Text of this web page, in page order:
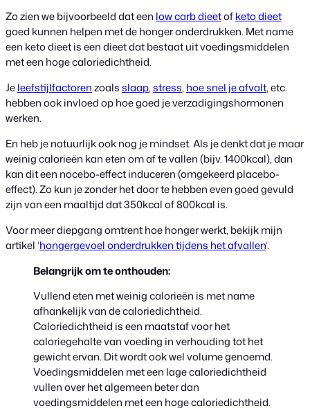
Zo zien we bijvoorbeeld dat een low carb dieetofketo dieet
goed kunnen helpen met de honger onderdrukken. Met name
een keto dieet is een dieet dat bestaat uit voedingsmiddelen
met een hoge caloriedichtheid.
Jeleefstijlfactorenzoalsslaap,stress,hoe snel je afvalt, etc.
hebben ook invloed op hoe goed je verzadigingshormonen
werken.
En heb je natuurlijk ook nog je mindset. Als je denkt dat je maar
weinig calorieën kan eten om af te vallen (bijv. 1400kcal), dan
kan dit een nocebo-effect induceren (omgekeerd placebo-
effect). Zo kun je zonder het door te hebben even goed gevuld
zijn van een maaltijd dat 350kcal of 800kcal is.
Voor meer diepgang omtrent hoe honger werkt, bekijk mijn
artikel ‘hongergevoel onderdrukken tijdens het afvallen‘.
Belangrijk om te onthouden:
Vullend eten met weinig calorieën is met name
afhankelijk van de caloriedichtheid.
Caloriedichtheid is een maatstaf voor het
caloriegehalte van voeding in verhouding tot het
gewicht ervan. Dit wordt ook wel volume genoemd.
Voedingsmiddelen met een lage caloriedichtheid
vullen over het algemeen beter dan
voedingsmiddelen met een hoge caloriedichtheid.